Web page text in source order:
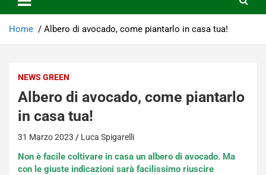
Home Albero di avocado, come piantarlo in casa tua!
NEWS GREEN
Albero di avocado, come piantarlo
in casa tua!
31 Marzo 2023 Luca Spigarelli
Non è facile coltivare in casa un albero di avocado. Ma
con le giuste indicazioni sarà facilissimo riuscire